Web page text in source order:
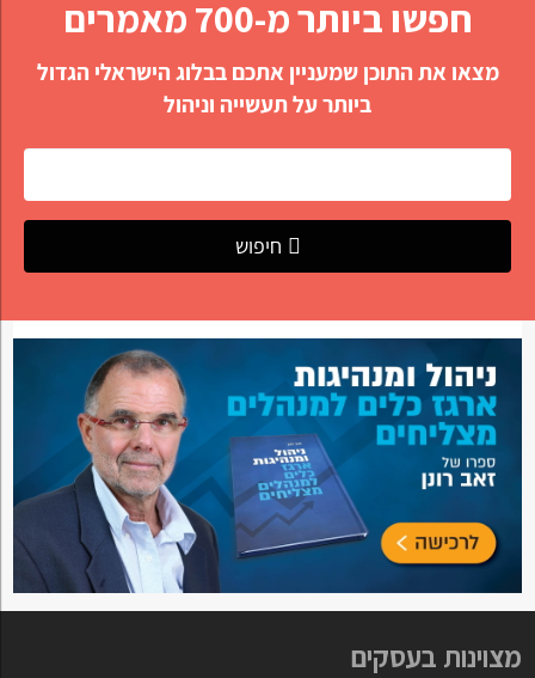
חפשו ביותר מ-700 מאמרים
מצאו את התוכן שמעניין אתכם בבלוג הישראלי הגדול
ביותר על תעשייה וניהול
חיפוש
מצוינות בעסקים